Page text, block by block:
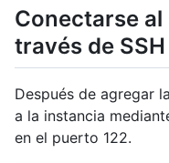
Conectarse
través de SSH
Después de agregar
a la instancia
en el puerto 122.